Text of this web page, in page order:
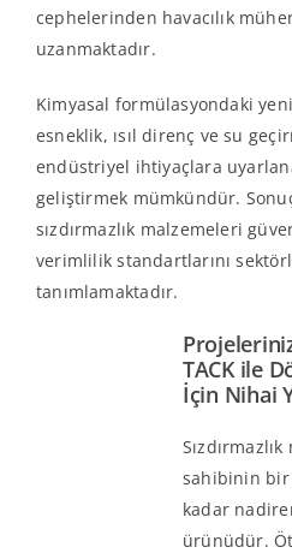
cephelerinden havacılık
uzanmaktadır.
Kimyasal formülasyondaki
esneklik, ısıl direnç ve su
endüstriyel ihtiyaçlara
geliştirmek mümkündür. Sonuç
sızdırmazlık malzemeleri
verimlilik standartlarını
tanımlamaktadır.
TACK ile
İçin Nihai
sahibinin bir
kadar
ürünüdür.